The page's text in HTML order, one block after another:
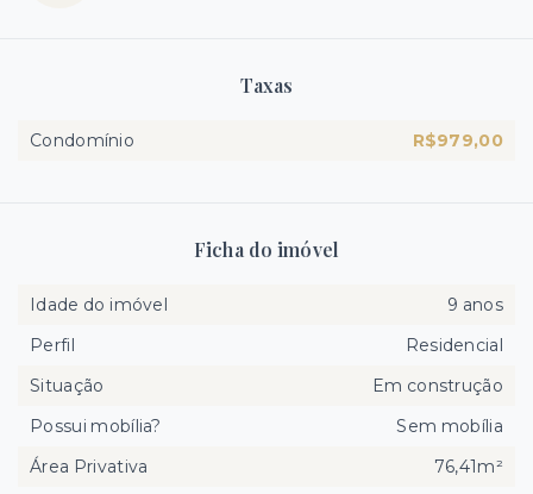
Taxas
Condomínio R$979,00
Ficha do imóvel
Idade do imóvel
9 anos
Perfil
Residencial
Situação
Em construção
Possui mobília?
Sem mobília
Área Privativa
76,41m²